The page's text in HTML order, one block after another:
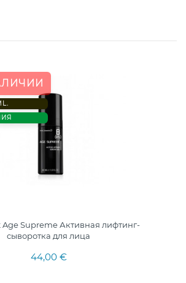
Age Supreme Активная лифтинг-
сыворотка для лица
44,00 €